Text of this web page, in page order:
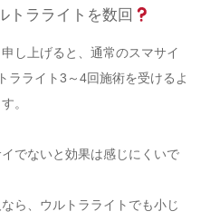
トラライトを数回
し上げると、通常のスマサイ
ラライト3～4回施術を受けるよ
。
でないと効果は感じにくいで
ら、ウルトラライトでも小じ